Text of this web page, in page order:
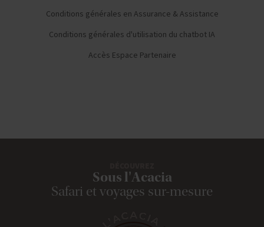
Conditions générales en Assurance & Assistance
Conditions générales d'utilisation du chatbot IA
Accès Espace Partenaire
Sous l'Acacia
Safari et voyages sur-mesure